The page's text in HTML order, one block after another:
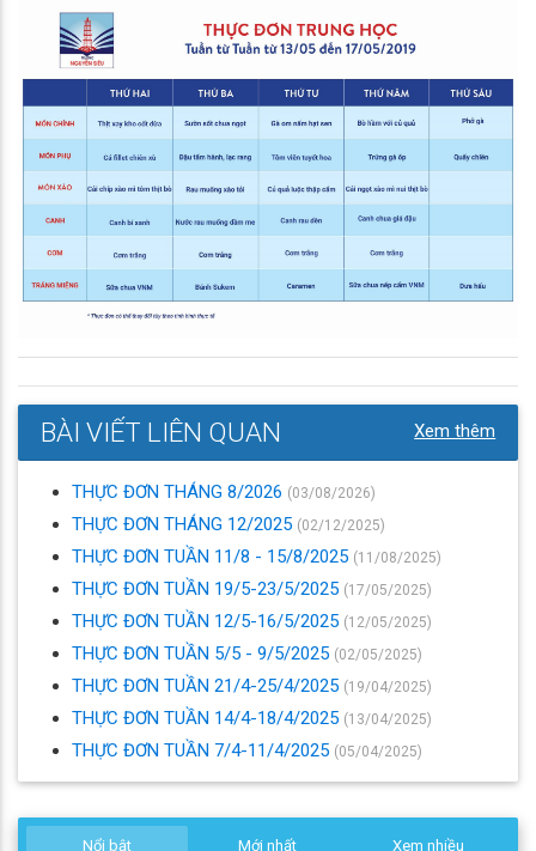
BÀI VIẾT LIÊN QUAN Xem thêm
THỰC ĐƠN THÁNG 8/2026 (03/08/2026)
THỰC ĐƠN THÁNG 12/2025 (02/12/2025)
THỰC ĐƠN TUẦN 11/8 - 15/8/2025 (11/08/2025)
THỰC ĐƠN TUẦN 19/5-23/5/2025 (17/05/2025)
THỰC ĐƠN TUẦN 12/5-16/5/2025 (12/05/2025)
THỰC ĐƠN TUẦN 5/5 - 9/5/2025 (02/05/2025)
THỰC ĐƠN TUẦN 21/4-25/4/2025 (19/04/2025)
THỰC ĐƠN TUẦN 14/4-18/4/2025 (13/04/2025)
THỰC ĐƠN TUẦN 7/4-11/4/2025 (05/04/2025)
Nổi bật Mới nhất Xem nhiều